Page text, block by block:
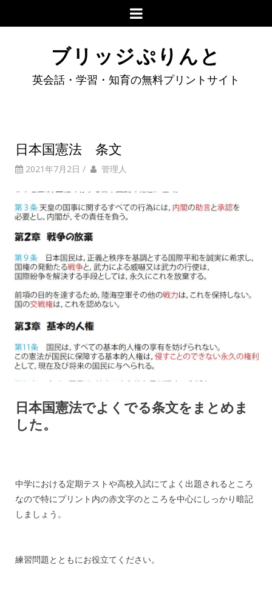
ブリッジぷりんと
英会話・学習・知育の無料プリントサイト
日本国憲法 条文
2021年7月2日 / 管理人
日本国憲法でよくでる条文をまとめま
した。
中学における定期テストや高校入試にてよく出題されるところ
なので特にプリント内の赤文字のところを中心にしっかり暗記
しましょう。
練習問題とともにお役立てください。